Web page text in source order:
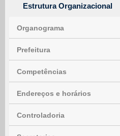
Estrutura Organizacional
Organograma
Prefeitura
Competências
Endereços e horários
Controladoria